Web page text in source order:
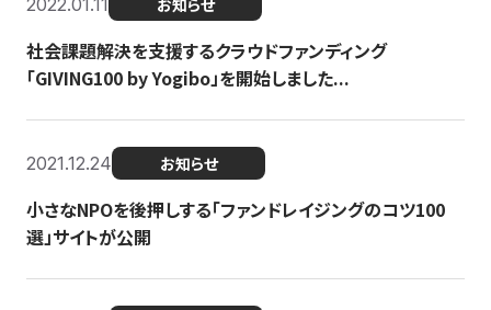
2022.01.11 お知らせ
社会課題解決を支援するクラウドファンディング
「GIVING100 by Yogibo」を開始しました...
2021.12.24 お知らせ
小さなNPOを後押しする「ファンドレイジングのコツ100
選」サイトが公開